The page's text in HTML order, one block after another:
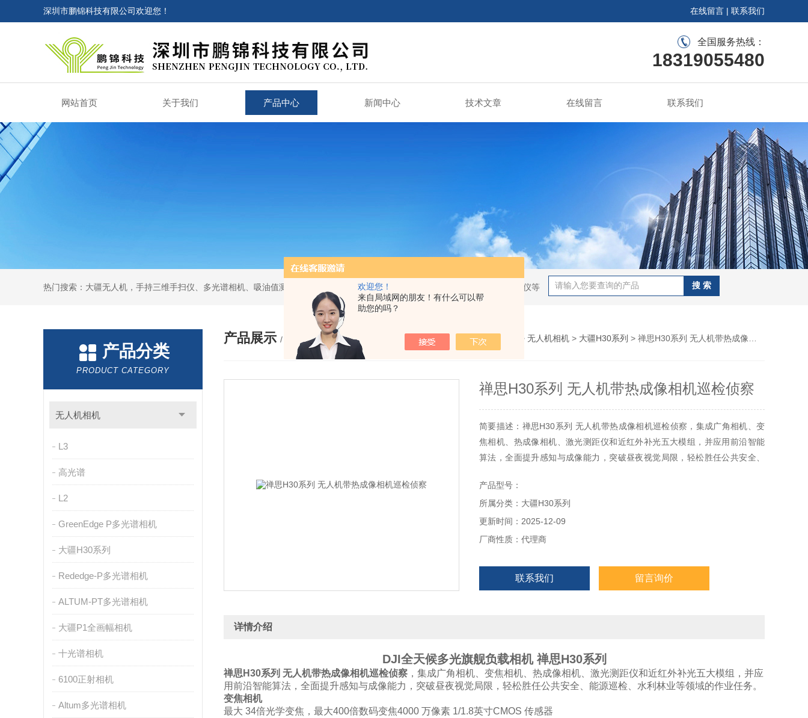
欢迎您！
来自局域网的朋友！有什么可以帮
助您的吗？
深圳市鹏锦科技有限公司欢迎您！ 在线留言 | 联系我们
全国服务热线：
18319055480
网站首页 关于我们 产品中心 新闻中心 技术文章 在线留言 联系我们
热门搜索：大疆无人机，手持三维手扫仪、多光谱相机、吸油值测试仪，求积仪，气象产品，管线探测仪，全站仪，经纬仪，水准仪等
产品分类
PRODUCT CATEGORY
无人机相机
L3
高光谱
L2
GreenEdge P多光谱相机
大疆H30系列
Rededge-P多光谱相机
ALTUM-PT多光谱相机
大疆P1全画幅相机
十光谱相机
6100正射相机
Altum多光谱相机
产品展示 / PRODUCTS 您的位置： 网站首页>产品展示 > 无人机相机 > 大疆H30系列 > 禅思H30系列 无人机带热成像相机巡检侦察
禅思H30系列 无人机带热成像相机巡检侦察
简要描述：禅思H30系列 无人机带热成像相机巡检侦察，集成广角相机、变
焦相机、热成像相机、激光测距仪和近红外补光五大模组，并应用前沿智能
算法，全面提升感知与成像能力，突破昼夜视觉局限，轻松胜任公共安全、
产品型号：
所属分类：大疆H30系列
更新时间：2025-12-09
厂商性质：代理商
联系我们 留言询价
详情介绍
DJI全天候多光旗舰负载相机 禅思H30系列
禅思H30系列 无人机带热成像相机巡检侦察 ，集成广角相机、变焦相机、热成像相机、激光测距仪和近红外补光五大模组，并应
用前沿智能算法，全面提升感知与成像能力，突破昼夜视觉局限，轻松胜任公共安全、能源巡检、水利林业等领域的作业任务。
变焦相机
最大 34倍光学变焦，最大400倍数码变焦4000 万像素 1/1.8英寸CMOS 传感器